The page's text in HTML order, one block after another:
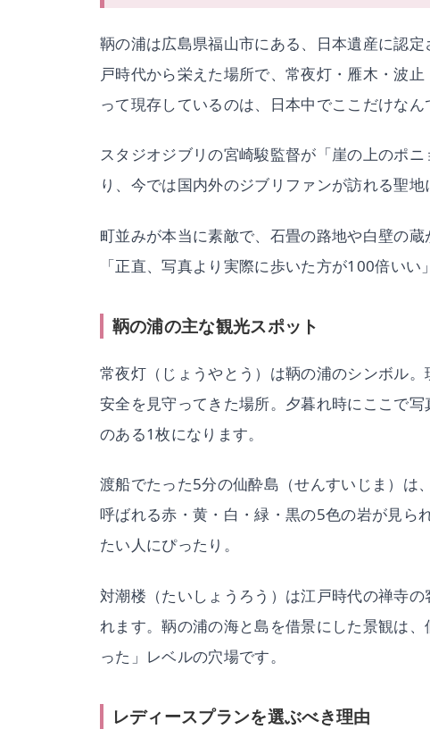
鞆の浦は広島県福山市にある、日本遺産に認
戸時代から栄えた場所で、常夜灯・雁木・波
って現存しているのは、日本中でここだけなん
スタジオジブリの宮崎駿監督が「崖の上のポ
り、今では国内外のジブリファンが訪れる聖地
町並みが本当に素敵で、石畳の路地や白壁の
「正直、写真より実際に歩いた方が100倍いい
鞆の浦の主な観光スポット
常夜灯（じょうやとう）は鞆の浦のシンボル
安全を見守ってきた場所。夕暮れ時にここで
のある1枚になります。
渡船でたった5分の仙酔島（せんすいじま）は
呼ばれる赤・黄・白・緑・黒の5色の岩が見ら
たい人にぴったり。
対潮楼（たいしょうろう）は江戸時代の禅寺
れます。鞆の浦の海と島を借景にした景観は
った」レベルの穴場です。
レディースプランを選ぶべき理由